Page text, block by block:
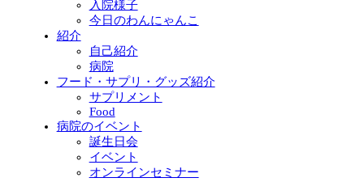
入院様子
今日のわんにゃんこ
紹介
自己紹介
病院
フード・サプリ・グッズ紹介
サプリメント
Food
病院のイベント
誕生日会
イベント
オンラインセミナー